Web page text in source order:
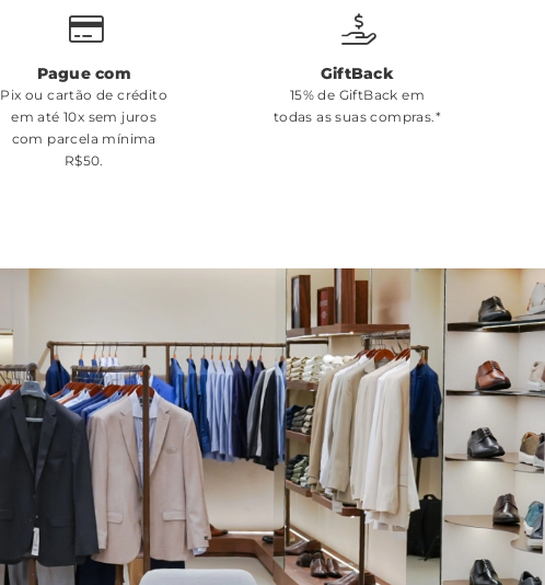
Pague com
Pix ou cartão de crédito
em até 10x sem juros
com parcela mínima
R$50.
GiftBack
15% de GiftBack em
todas as suas compras.*